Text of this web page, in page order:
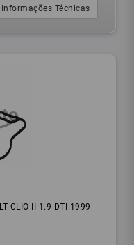
Informações Técnicas
CLIO II 1.9 DTI 1999-